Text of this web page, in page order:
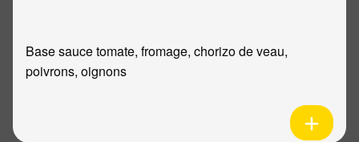
Base sauce tomate, fromage, chorizo de veau,
poivrons, oignons